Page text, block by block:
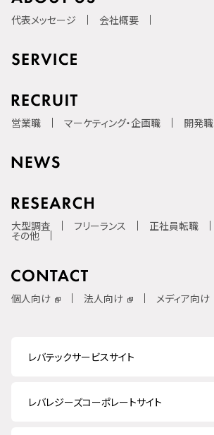
代表メッセージ 会社概要
営業職 マーケティング・企画職 開発職
大型調査 フリーランス 正社員転職
その他
個人向け 法人向け メディア向け
レバテックサービスサイト
レバレジーズコーポレートサイト